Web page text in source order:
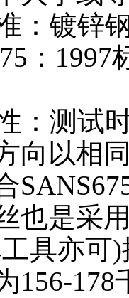
镀锌
：
测试
向以相
也是采
具亦可
156-178